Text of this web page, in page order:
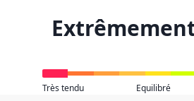
Très tendu Equilibré